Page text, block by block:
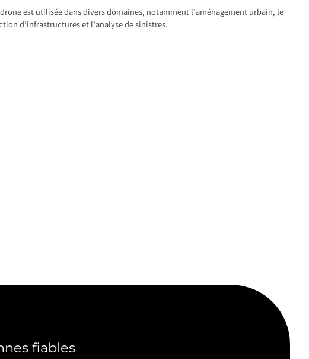
est utilisée dans divers domaines, notamment l’aménagement urbain, le
d’infrastructures et l’analyse de sinistres.
fiables